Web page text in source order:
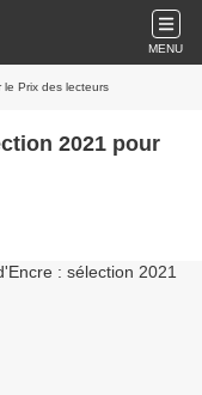
MENU
Prix des lecteurs
2021 pour